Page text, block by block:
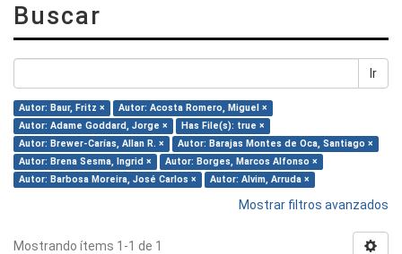
Buscar
Ir
Autor: Baur, Fritz ×
Autor: Acosta Romero, Miguel ×
Autor: Adame Goddard, Jorge ×
Has File(s): true ×
Autor: Brewer-Carías, Allan R. ×
Autor: Barajas Montes de Oca, Santiago ×
Autor: Brena Sesma, Ingrid ×
Autor: Borges, Marcos Alfonso ×
Autor: Barbosa Moreira, José Carlos ×
Autor: Alvim, Arruda ×
Mostrar filtros avanzados
Mostrando ítems 1-1 de 1